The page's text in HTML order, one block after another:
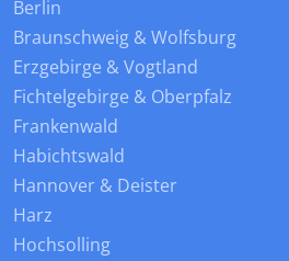
Berlin
Braunschweig & Wolfsburg
Erzgebirge & Vogtland
Fichtelgebirge & Oberpfalz
Frankenwald
Habichtswald
Hannover & Deister
Harz
Hochsolling